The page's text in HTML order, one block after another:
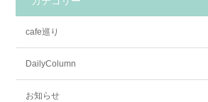
cafe巡り
DailyColumn
お知らせ